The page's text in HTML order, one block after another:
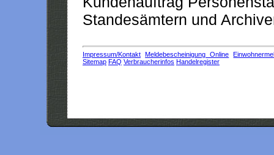
Standesämtern und
Impressum/Kontakt Meldebescheinigung Online
Sitemap FAQ Verbraucherinfos Handelregister